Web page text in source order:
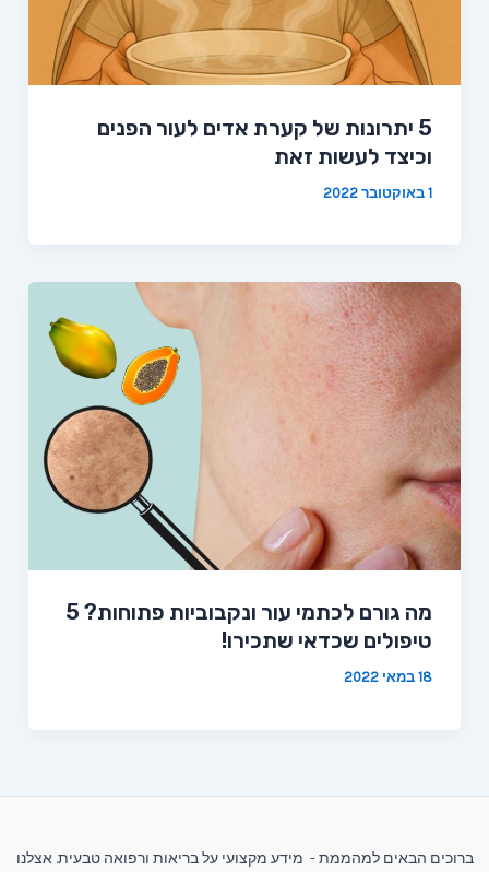
5 יתרונות של קערת אדים לעור הפנים
וכיצד לעשות זאת
1 באוקטובר 2022
מה גורם לכתמי עור ונקבוביות פתוחות? 5
טיפולים שכדאי שתכירו!
18 במאי 2022
ברוכים הבאים למהממת - מידע מקצועי על בריאות ורפואה טבעית. אצלנו